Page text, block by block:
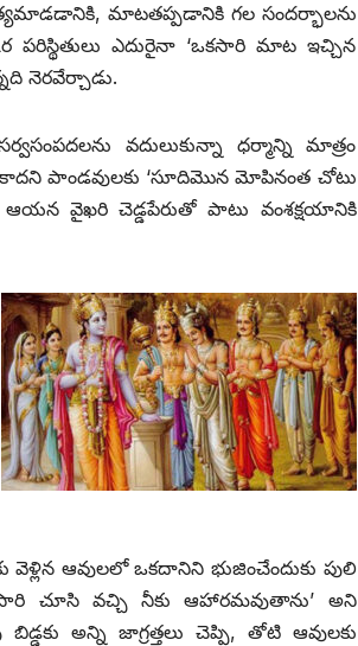
మాటతప్పడానికి గల సందర్భాలను
పరిస్థితులు ఎదురైనా ‘ఒకసారి మాట ఇచ్చిన
నెరవేర్చాడు.
వదులుకున్నా ధర్మాన్ని మాత్రం
కాదని పాండవులకు ‘సూదిమొన మోపినంత చోటు
వైఖరి చెడ్డపేరుతో పాటు వంశక్షయానికి
ఆవులలో ఒకదానిని భుజించేందుకు పులి
చూసి వచ్చి నీకు ఆహారమవుతాను’ అని
అన్ని జాగ్రత్తలు చెప్పి, తోటి ఆవులకు